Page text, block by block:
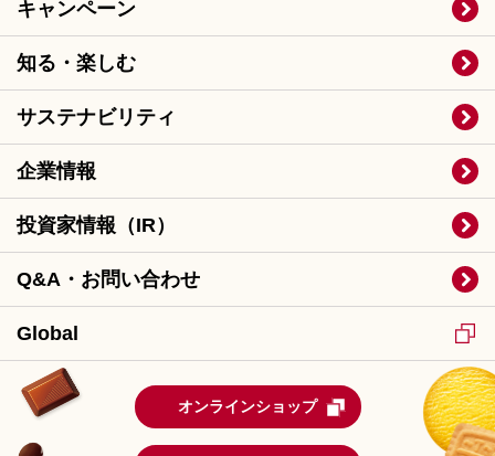
キャンペーン
知る・楽しむ
サステナビリティ
企業情報
投資家情報（IR）
Q&A・お問い合わせ
Global
オンラインショップ